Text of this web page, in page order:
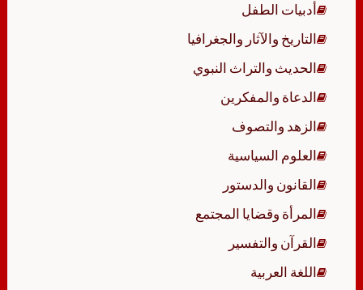
أدبيات الطفل
التاريخ والآثار والجغرافيا
الحديث والتراث النبوي
الدعاة والمفكرين
الزهد والتصوف
العلوم السياسية
القانون والدستور
المرأة وقضايا المجتمع
القرآن والتفسير
اللغة العربية